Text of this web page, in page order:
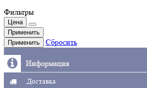
Фильтры
Цена
Применить
Применить
Сбросить
Информация
Доставка